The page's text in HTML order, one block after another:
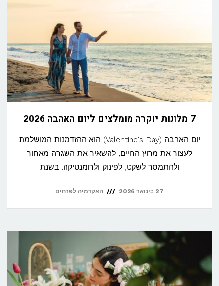
7 מלונות יוקרה מומלצים ליום האהבה 2026
יום האהבה (Valentine's Day) הוא ההזדמנות המושלמת
לעצור את מרוץ החיים, להשאיר את השגרה מאחור
ולהתמסר לשקט, לפינוק ולרומנטיקה. בשנת
27 בינואר 2026 האקדמיה לפרחים